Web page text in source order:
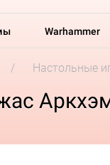
Warhammer
Настольные